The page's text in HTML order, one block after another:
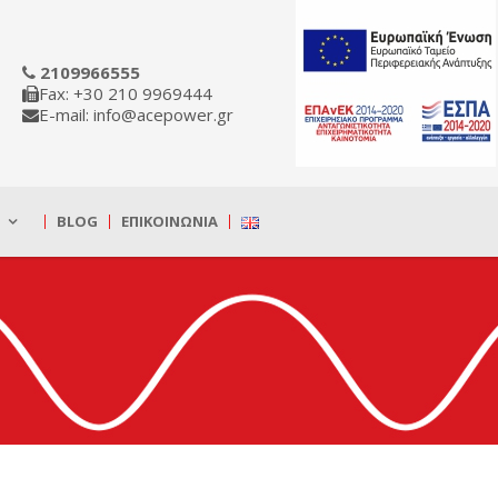
2109966555
Fax: +30 210 9969444
E-mail: info@acepower.gr
BLOG ΕΠΙΚΟΙΝΩΝΊΑ